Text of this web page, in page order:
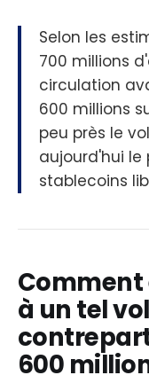
Selon les
700 millions
circulation
600 millions
peu près le
aujourd'hui
stablecoins
à un tel
600